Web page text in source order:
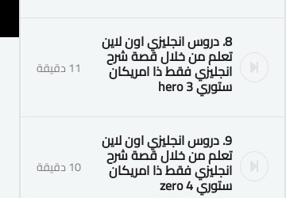
8. دروس انجليزي اون لاين
تعلم من خلال قصة شرح
انجليزي فقط ذا امريكان
ستوري 3 hero
11 دقيقة
9. دروس انجليزي اون لاين
تعلم من خلال قصة شرح
انجليزي فقط ذا امريكان
ستوري 4 zero
10 دقيقة